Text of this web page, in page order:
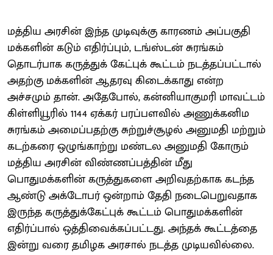
மத்திய அரசின் இந்த முடிவுக்கு காரணம் அப்பகுதி
மக்களின் கடும் எதிர்ப்பும், டங்ஸ்டன் சுரங்கம்
தொடர்பாக கருத்துக் கேட்புக் கூட்டம் நடத்தப்பட்டால்
அதற்கு மக்களின் ஆதரவு கிடைக்காது என்ற
அச்சமும் தான். அதேபோல், கன்னியாகுமரி மாவட்டம்
கிள்ளியூரில் 1144 ஏக்கர் பரப்பளவில் அணுக்கனிம
சுரங்கம் அமைப்பதற்கு சுற்றுச்சூழல் அனுமதி மற்றும்
கடற்கரை ஒழுங்காற்று மண்டல அனுமதி கோரும்
மத்திய அரசின் விண்ணப்பத்தின் மீது
பொதுமக்களின் கருத்துகளை அறிவதற்காக கடந்த
ஆண்டு அக்டோபர் ஒன்றாம் தேதி நடைபெறுவதாக
இருந்த கருத்துக்கேட்புக் கூட்டம் பொதுமக்களின்
எதிர்ப்பால் ஒத்திவைக்கப்பட்டது. அந்தக் கூட்டத்தை
இன்று வரை தமிழக அரசால் நடத்த முடியவில்லை.